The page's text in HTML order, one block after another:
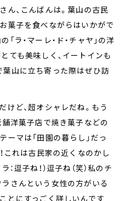
ん、こんばんは。葉山の古民
菓子を食べながらはいかがで
ラ・マーレ・ド・チャヤ」の洋
ても美味しく、イートインも
山に立ち寄った際はぜひ訪
けど、超オシャレだね。もう
洋菓子店で焼き菓子などの
ーマは「田園の暮らし」だっ
これは古民家の近くなのかし
：逗子ね！）逗子ね（笑）私のチ
さんという女性の方がいる
とにすっごく詳しいんです